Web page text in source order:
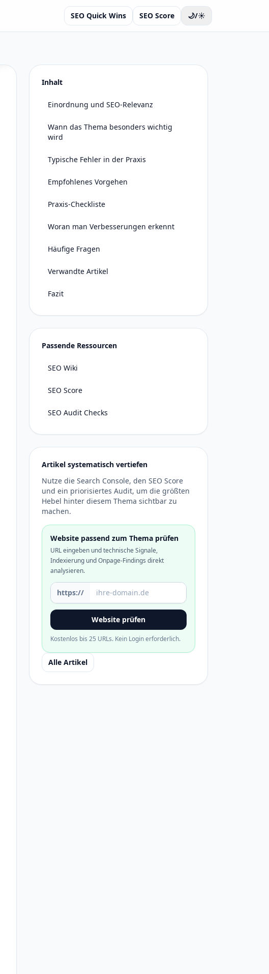
SEO Quick Wins SEO Score 🌙/☀️
Inhalt
Einordnung und SEO-Relevanz
Wann das Thema besonders wichtig
wird
Typische Fehler in der Praxis
Empfohlenes Vorgehen
Praxis-Checkliste
Woran man Verbesserungen erkennt
Häufige Fragen
Verwandte Artikel
Fazit
Passende Ressourcen
SEO Wiki
SEO Score
SEO Audit Checks
Artikel systematisch vertiefen
Nutze die Search Console, den SEO Score
und ein priorisiertes Audit, um die größten
Hebel hinter diesem Thema sichtbar zu
machen.
Website passend zum Thema prüfen
URL eingeben und technische Signale,
Indexierung und Onpage-Findings direkt
analysieren.
Domain oder URL
https://
Website prüfen
Kostenlos bis 25 URLs. Kein Login erforderlich.
Alle Artikel